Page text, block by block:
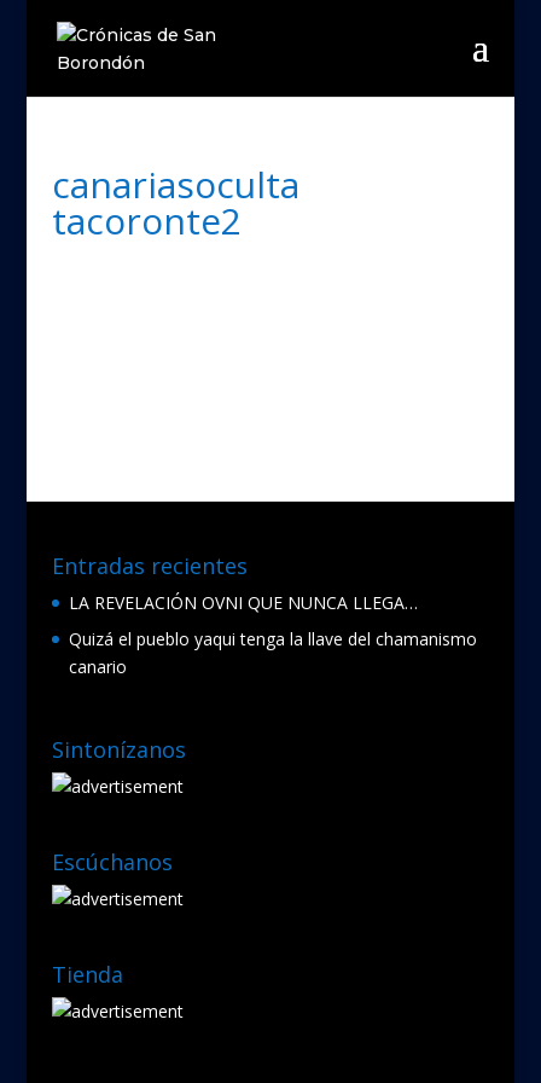
canariasoculta
tacoronte2
Entradas recientes
LA REVELACIÓN OVNI QUE NUNCA LLEGA…
Quizá el pueblo yaqui tenga la llave del chamanismo
canario
Sintonízanos
Escúchanos
Tienda